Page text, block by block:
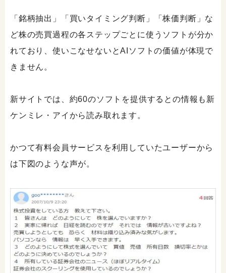
「銘柄抽出」「買いタイミング判断」「株価判断」な
ど株の売買過程の各ステップごとに使うソフトが分か
れており、使いこなせないとAIソフトの価値が体現で
きません。
新サイトでは、約60のソフトを提供するとの情報も新
ケンミレ・アイから読み取れます。
かつて有料会員サービスを利用していたユーザーから
は下図のような声が。